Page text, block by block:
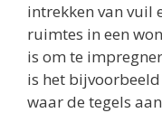
intrekken van vuil
ruimtes in een
is om te
is het
waar de tegels